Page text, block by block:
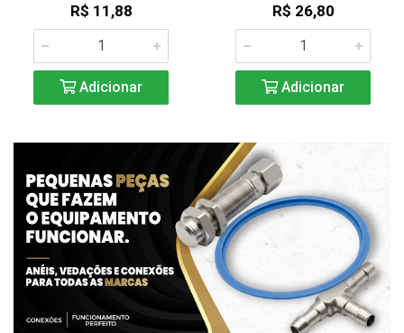
R$ 11,88
Adicionar
R$ 26,80
Adicionar